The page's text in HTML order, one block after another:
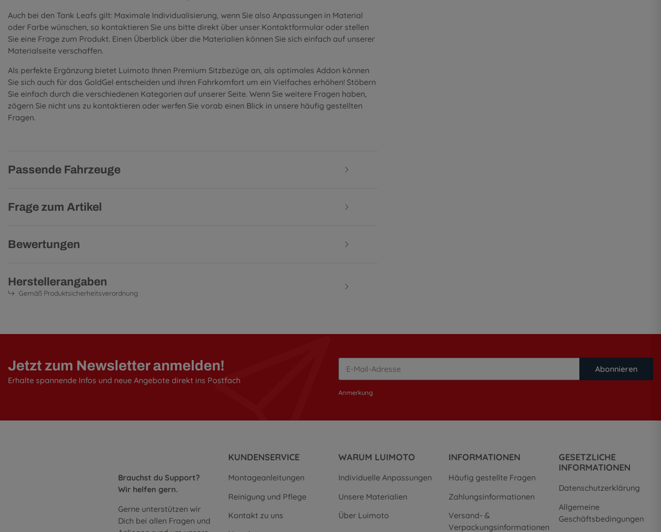
Auch bei den Tank Leafs gilt: Maximale Individualisierung, wenn Sie also Anpassungen in Material
oder Farbe wünschen, so kontaktieren Sie uns bitte direkt über unser Kontaktformular oder stellen
Sie eine Frage zum Produkt. Einen Überblick über die Materialien können Sie sich einfach auf unserer
Materialseite verschaffen.
Als perfekte Ergänzung bietet Luimoto Ihnen Premium Sitzbezüge an, als optimales Addon können
Sie sich auch für das GoldGel entscheiden und ihren Fahrkomfort um ein Vielfaches erhöhen! Stöbern
Sie einfach durch die verschiedenen Kategorien auf unserer Seite. Wenn Sie weitere Fragen haben,
zögern Sie nicht uns zu kontaktieren oder werfen Sie vorab einen Blick in unsere häufig gestellten
Fragen.
Passende Fahrzeuge
Frage zum Artikel
Bewertungen
Herstellerangaben
Gemäß Produktsicherheitsverordnung
Jetzt zum Newsletter anmelden!
Erhalte spannende Infos und neue Angebote direkt ins Postfach
Abonnieren
Anmerkung
Brauchst du Support?
Wir helfen gern.
Gerne unterstützen wir
Dich bei allen Fragen und
KUNDENSERVICE
Montageanleitungen
Reinigung und Pflege
Kontakt zu uns
WARUM LUIMOTO
Individuelle Anpassungen
Unsere Materialien
Über Luimoto
INFORMATIONEN
Häufig gestellte Fragen
Zahlungsinformationen
Versand- &
Verpackungsinformationen
GESETZLICHE
INFORMATIONEN
Datenschutzerklärung
Allgemeine
Geschäftsbedingungen